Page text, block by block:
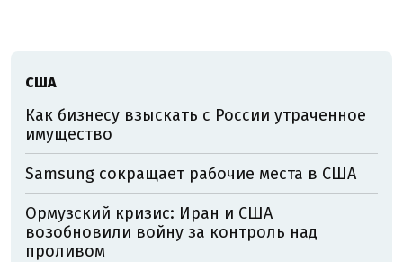
США
Как бизнесу взыскать с России утраченное
имущество
Samsung сокращает рабочие места в США
Ормузский кризис: Иран и США
возобновили войну за контроль над
проливом